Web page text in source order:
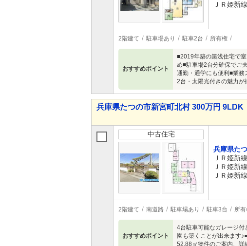
ＪＲ姫新
2階建て 駐車場あり 駐車2台 所有権
おすすめポイント
■2019年築の築浅住宅で
め■駐車場2台分確保でご
通勤・通学にも便利■業
2台・太陽光付きの魅力が
兵庫県たつの市新宮町北村 300万円 9LDK
中古住宅
兵庫県た
ＪＲ姫新
ＪＲ姫新
ＪＲ姫新
2階建て 南道路 駐車場あり 駐車3台 所
おすすめポイント
4台駐車可能なガレージ付
園も築くことが出来ます
52.88㎡物件のご案内、詳